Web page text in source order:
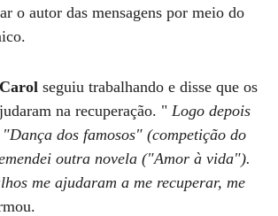
o autor das mensagens por meio do
Carol seguiu trabalhando e disse que os
na recuperação. " Logo depois
dos famosos" (competição do
outra novela ("Amor à vida").
me ajudaram a me recuperar, me